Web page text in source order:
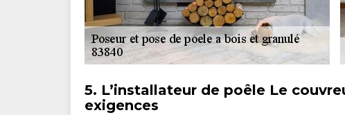
5. L’installateur de poêle Le
exigences